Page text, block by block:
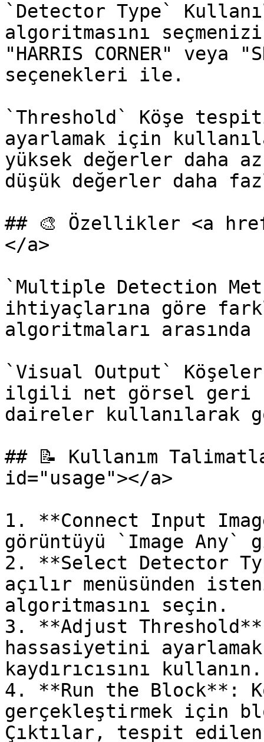
`Detector Type`
algoritmasını
"HARRIS CORNER" veya
seçenekleri ile.
`Threshold` Köşe
ayarlamak için
yüksek değerler daha
düşük değerler daha
## 🎨 Özellikler <a
</a>
`Multiple Detection
ihtiyaçlarına göre
algoritmaları
`Visual Output`
ilgili net görsel geri
daireler kullanılarak
## 📝 Kullanım
id="usage"></a>
1. **Connect Input
görüntüyü `Image Any`
2. **Select Detector
açılır menüsünden
algoritmasını seçin.
3. **Adjust
hassasiyetini
kaydırıcısını kullanın.
4. **Run the Block**:
gerçekleştirmek için
Çıktılar, tespit edilen